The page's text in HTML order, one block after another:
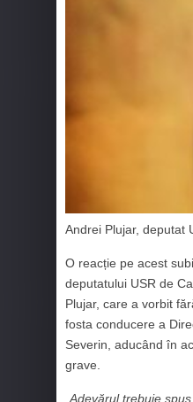
Andrei Plujar, deputat
O reacție pe acest
deputatului USR de
Plujar, care a vorbit
fosta conducere a
Severin, aducând în
grave.
„Adevărul trebuie